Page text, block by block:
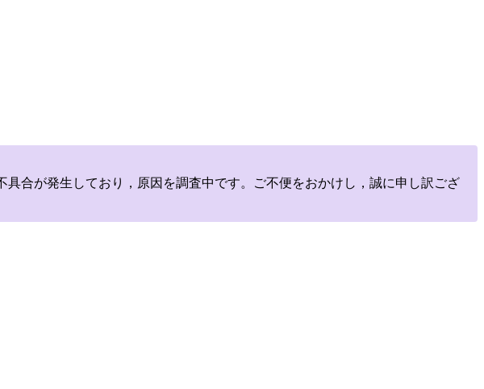
具合が発生しており，原因を調査中です。ご不便をおかけし，誠に申し訳ござ